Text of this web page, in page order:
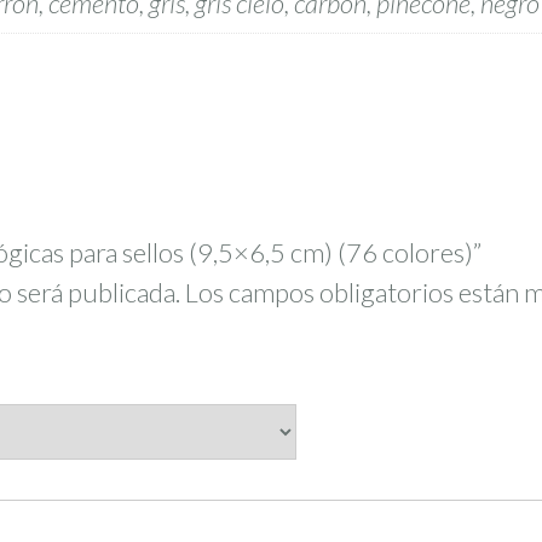
para sellos (9,5×6,5 cm) (76 colores)”
será publicada. Los campos obligatorios están